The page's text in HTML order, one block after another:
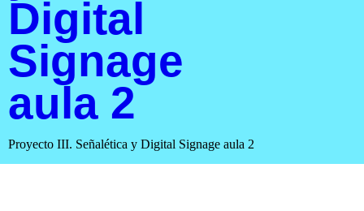
Digital
Signage
aula 2
Proyecto III. Señalética y Digital Signage aula 2